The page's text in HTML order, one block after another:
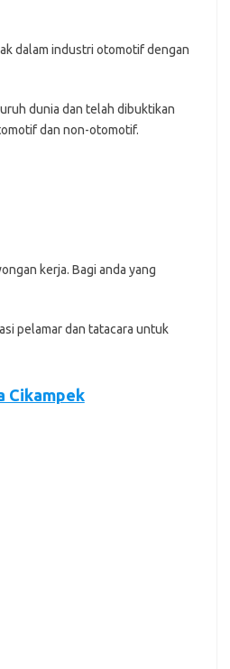
dalam industri otomotif dengan
dunia dan telah dibuktikan
dan non-otomotif.
kеrjа. Bаgі аndа уаng
реlаmаr dаn tаtасаrа untuk
Cikampek